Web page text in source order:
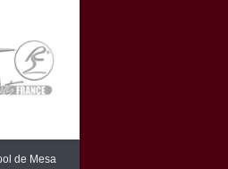
de Mesa